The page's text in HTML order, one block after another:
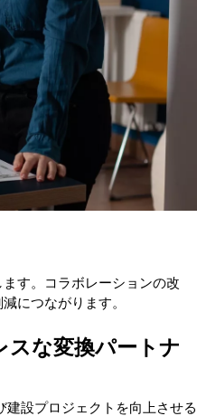
す。コラボレーションの改
につながります。
スな変換パートナ
設プロジェクトを向上させる